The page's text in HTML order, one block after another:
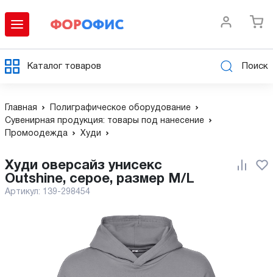
Каталог товаров Поиск
Главная
Полиграфическое оборудование
Сувенирная продукция: товары под нанесение
Промоодежда
Худи
Худи оверсайз унисекс
Outshine, серое, размер M/L
Артикул: 139-298454